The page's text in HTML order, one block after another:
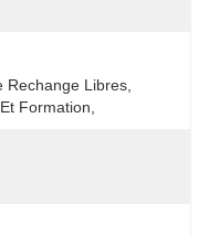
Rechange Libres,
Formation,